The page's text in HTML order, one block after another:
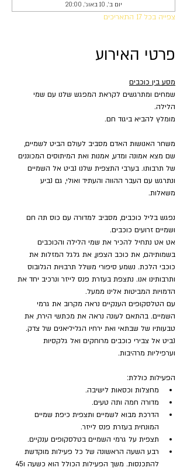
יום ב׳, 10 באוג׳, 20:00
צפייה בכל 17 התאריכים
פרטי האירוע
מסע בין כוכבים
שמחים ומתרגשים לקראת המפגש שלנו עם שמי
הלילה.
מומלץ להביא ביגוד חם.
משחר האנושות האדם מסביב לעולם הביט לשמיים,
שם מצא אמונה ומדע, אמנות ואת המיתוסים המכוננים
של תרבותו. בערבי התצפית שלנו נביט אל השמיים
ונתרגש עם העבר ההווה והעתיד ואולי, גם נביע
משאלות.
נפגש בליל כוכבים, מסביב למדורה עם כוס תה חם
ושמיים זרועים כוכבים.
אט אט נתחיל להכיר את שמי הלילה והכוכבים
בשמותיהם, את כוכב הצפון, את גלגל המזלות את
כוכבי הלכת. נשמע סיפורי משלל תרבויות הגלובוס
ותרבותינו אנו. נתצפת בעזרת פנס לייזר ונרכיב יחד את
הדמויות המביטות אלינו ממעל.
עם הטלסקופים הענקיים נראה מקרוב את גרמי
השמיים. בהתאם לעונה נראה את מכתשי הירח, את
טבעותיו של שבתאי ואת ירחיו הגליליאנים של צדק.
נביט אל צבירי כוכבים מרוחקים ואל גלקסיות
וערפיליות מרהיבות.
הפעילות כוללת:
מחצלות וכסאות לישיבה.
מדורה חמה ותה טעים.
הדרכת מבוא לשמיים ותצפית כיפת שמיים
המונחית בעזרת פנס לייזר.
תצפית על גרמי השמיים בטלסקופים ענקיים.
רבע השעה הראשונה של כל פעילות מוקדשת